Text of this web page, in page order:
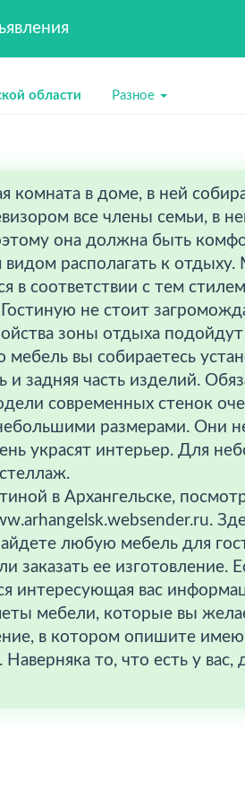
области Разное
комната в доме, в ней
все члены семьи, в
она должна быть
располагать к отдыху.
в соответствии с тем
не стоит
зоны отдыха подойдут
вы собираетесь
задняя часть изделий.
современных стенок
размерами. Они
украсят интерьер. Для
в Архангельске,
любую мебель для
заказать ее изготовление.
интересующая вас
мебели, которые вы
в котором опишите
то, что есть у вас,